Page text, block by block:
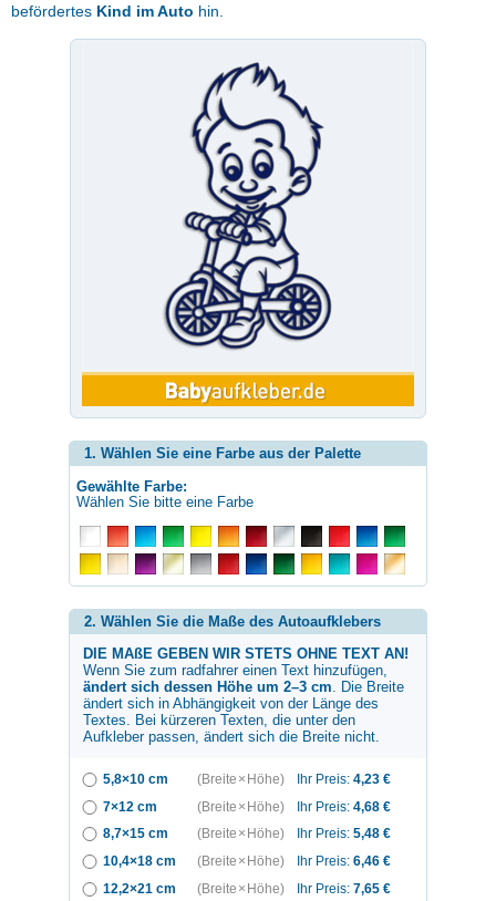
befördertes Kind im Auto hin.
1. Wählen Sie eine Farbe aus der Palette
Gewählte Farbe:
Wählen Sie bitte eine Farbe
2. Wählen Sie die Maße des Autoaufklebers
DIE MAßE GEBEN WIR STETS OHNE TEXT AN!
Wenn Sie zum radfahrereinen Text hinzufügen,
ändert sich dessen Höhe um 2–3 cm . Die Breite
ändert sich in Abhängigkeit von der Länge des
Textes. Bei kürzeren Texten, die unter den
Aufkleber passen, ändert sich die Breite nicht.
5,8×10 cm (Breite × Höhe) Ihr Preis: 4,23 €
7×12 cm
(Breite × Höhe) Ihr Preis: 4,68 €
8,7×15 cm
(Breite × Höhe) Ihr Preis: 5,48 €
10,4×18 cm
(Breite × Höhe) Ihr Preis: 6,46 €
12,2×21 cm
(Breite × Höhe) Ihr Preis: 7,65 €